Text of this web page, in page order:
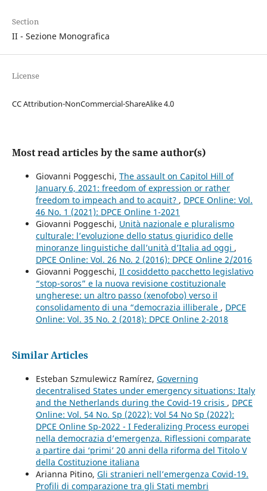
Section
II - Sezione Monografica
License
CC Attribution-NonCommercial-ShareAlike 4.0
Most read articles by the same author(s)
Giovanni Poggeschi, The assault on Capitol Hill of
January 6, 2021: freedom of expression or rather
freedom to impeach and to acquit? , DPCE Online: Vol.
46 No. 1 (2021): DPCE Online 1-2021
Giovanni Poggeschi, Unità nazionale e pluralismo
culturale: l’evoluzione dello status giuridico delle
minoranze linguistiche dall’unità d’Italia ad oggi ,
DPCE Online: Vol. 26 No. 2 (2016): DPCE Online 2/2016
Giovanni Poggeschi, Il cosiddetto pacchetto legislativo
“stop-soros” e la nuova revisione costituzionale
ungherese: un altro passo (xenofobo) verso il
consolidamento di una “democrazia illiberale , DPCE
Online: Vol. 35 No. 2 (2018): DPCE Online 2-2018
Similar Articles
Esteban Szmulewicz Ramírez, Governing
decentralised States under emergency situations: Italy
and the Netherlands during the Covid-19 crisis , DPCE
Online: Vol. 54 No. Sp (2022): Vol 54 No Sp (2022):
DPCE Online Sp-2022 - I Federalizing Process europei
nella democrazia d’emergenza. Riflessioni comparate
a partire dai ‘primi’ 20 anni della riforma del Titolo V
della Costituzione italiana
Arianna Pitino, Gli stranieri nell’emergenza Covid-19.
Profili di comparazione tra gli Stati membri